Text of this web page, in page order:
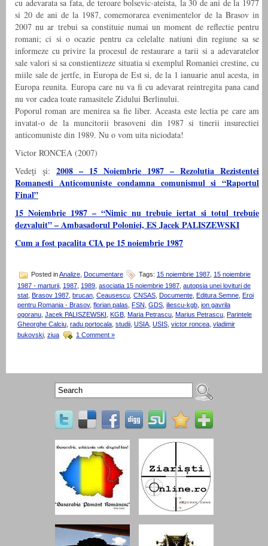
cu adevarata sa fata, de teroare bolsevic-ateista, la 30 de ani de la 1977
si 20 de ani de la 1987, comemorarea evenimentelor de la Brasov in
2007 nu ar trebui sa constituie numai un moment de reflectie pentru
romani; ci si o ocazie pentru ca celelalte natiuni din regiune sa se
informeze cu privire la procesul de restaurare a tarii si a adevaratelor
sale valori si sa constientizeze situatia si exemplul Romaniei crestine, cu
miile sale de jertfe, in Europa de Est si, de la 1 ianuarie anul acesta, in
Europa reunita. Europa care nu va fi cu adevarat reintregita pana cand
nu vor cadea toate ramasitele Zidului Berlinului.
Poporul roman are menirea sa fie liber. Aceasta este lectia pe care am
invatat-o de la muncitorii brasoveni din 1987 si tinerii insurectiei
anticomuniste din 1989. Nu o vom uita niciodata!
Victor RONCEA (2007)
Vedeţi şi: 2008 – 15 Noiembrie 1987 – Rezolutia Rezistentei
Romanesti Anticomuniste condamna comunismul si “Raportul
Final”
15 Noiembrie 1987 – “Nimic nu trebuie iertat si totul trebuie
dezvaluit” – Ambasadorul Poloniei, ES Jacek PALISZEWSKI
Cum a fost pacalita CIA pe 15 noiembrie 1987
Posted inAnalize Documentare Tags: 15 noiembrie 1987 15 noiembrie
1987 - marturii, 1987, 1989, asociatia 15 noiembrie 1987, autopsia unei lovituri de
stat, Brasov 1987, brucan, Ceausescu, CNSAS, Documente, Editura Semne, Eroi
pentru Romania - Brasov, florian palas, FSN, GDS, iliescu-kgb, ion gavrila
ogoranu, Jacek PALISZEWSKI , KGB, Maria Petrascu, Marius Petrascu, Parintele
Gheorghe Calciu, radu portocala, studii, USIA, USIS, victor roncea, vladimir
bukovski ziua 1 Comment »